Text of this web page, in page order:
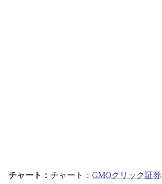
チャート：チャート：GMOクリック証券